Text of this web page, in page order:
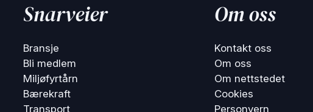
Snarveier
Bransje
Bli medlem
Miljøfyrtårn
Bærekraft
Transport
Om oss
Kontakt oss
Om oss
Om nettstedet
Cookies
Personvern